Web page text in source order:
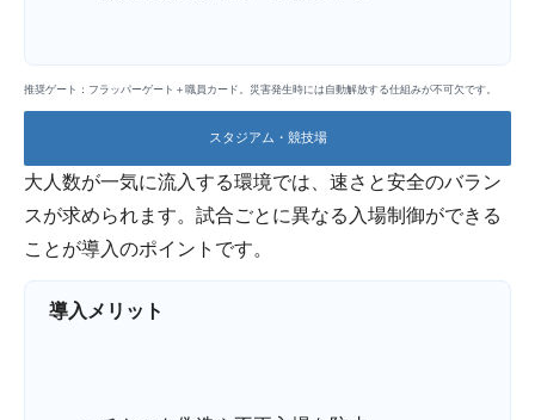
推奨ゲート：フラッパーゲート＋職員カード。災害発生時には自動解放する仕組みが不可欠です。
スタジアム・競技場
大人数が一気に流入する環境では、速さと安全のバラン
スが求められます。試合ごとに異なる入場制御ができる
ことが導入のポイントです。
導入メリット